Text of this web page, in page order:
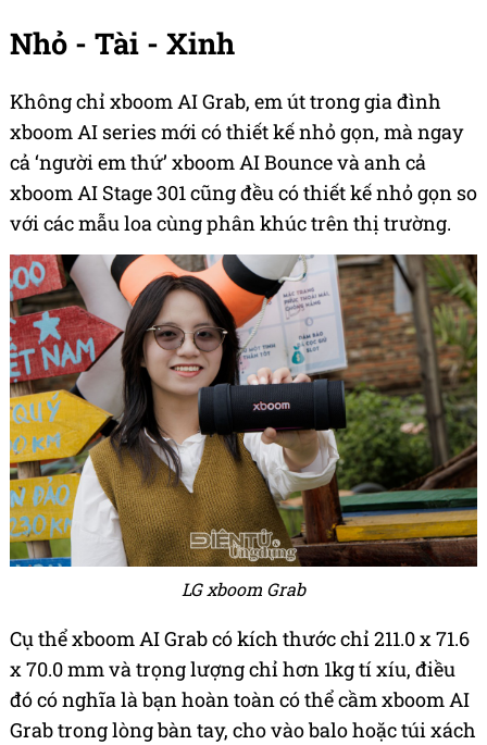
Nhỏ - Tài - Xinh
Không chỉ xboom AI Grab, em út trong gia đình
xboom AI series mới có thiết kế nhỏ gọn, mà ngay
cả ‘người em thứ’ xboom AI Bounce và anh cả
xboom AI Stage 301 cũng đều có thiết kế nhỏ gọn so
với các mẫu loa cùng phân khúc trên thị trường.
LG xboom Grab
Cụ thể xboom AI Grab có kích thước chỉ 211.0 x 71.6
x 70.0 mm và trọng lượng chỉ hơn 1kg tí xíu, điều
đó có nghĩa là bạn hoàn toàn có thể cầm xboom AI
Grab trong lòng bàn tay, cho vào balo hoặc túi xách